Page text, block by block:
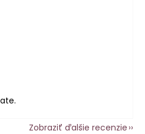
je 5 z 5 hviezdičiek.
je 5 z 5 hviezdičiek.
Zobraziť ďalšie recenzie